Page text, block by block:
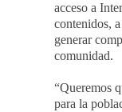
acceso a
contenidos,
generar
comunidad.
“Queremos
para la